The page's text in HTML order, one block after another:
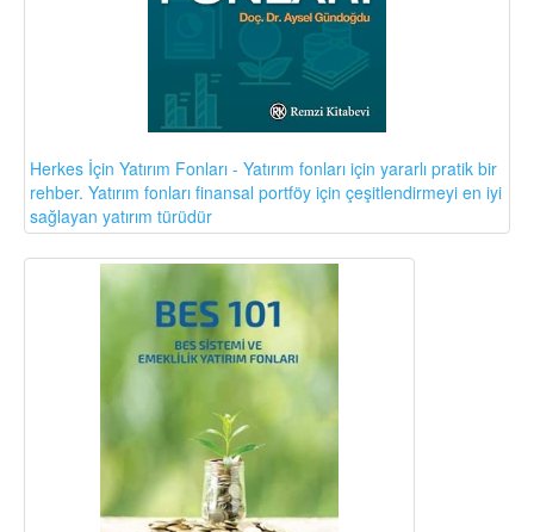
Herkes İçin Yatırım Fonları - Yatırım fonları için yararlı pratik bir
rehber. Yatırım fonları finansal portföy için çeşitlendirmeyi en iyi
sağlayan yatırım türüdür